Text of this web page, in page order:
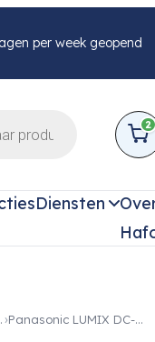
per week geopend
2
Diensten
II Panasonic LUMIX DC-S1M2 Body